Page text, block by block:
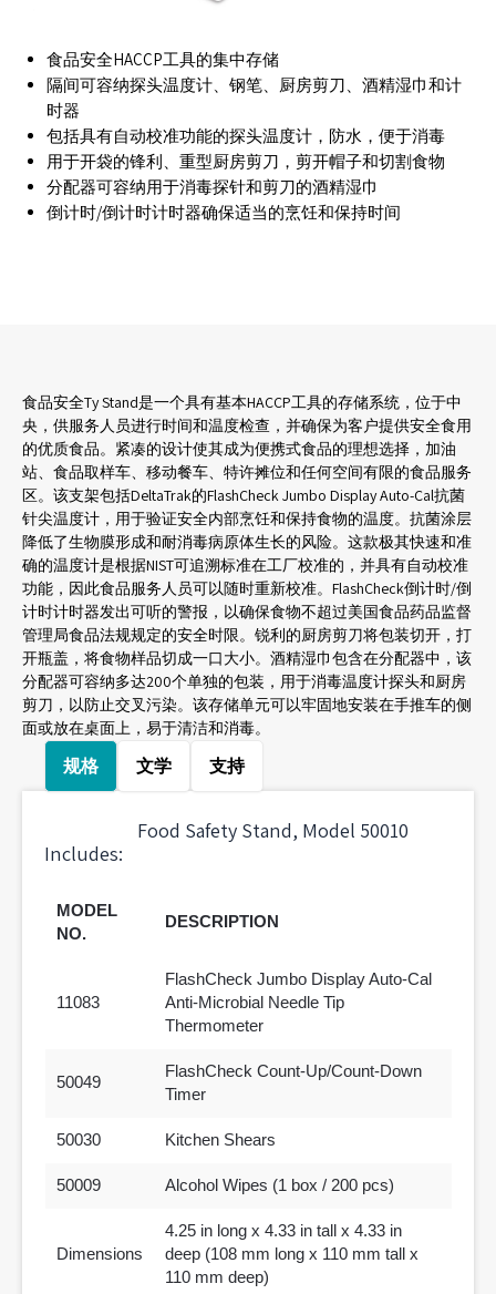
食品安全HACCP工具的集中存储
隔间可容纳探头温度计、钢笔、厨房剪刀、酒精湿巾和计
时器
包括具有自动校准功能的探头温度计，防水，便于消毒
用于开袋的锋利、重型厨房剪刀，剪开帽子和切割食物
分配器可容纳用于消毒探针和剪刀的酒精湿巾
倒计时/倒计时计时器确保适当的烹饪和保持时间
食品安全Ty Stand是一个具有基本HACCP工具的存储系统，位于中
央，供服务人员进行时间和温度检查，并确保为客户提供安全食用
的优质食品。紧凑的设计使其成为便携式食品的理想选择，加油
站、食品取样车、移动餐车、特许摊位和任何空间有限的食品服务
区。该支架包括DeltaTrak的FlashCheck Jumbo Display Auto-Cal抗菌
针尖温度计，用于验证安全内部烹饪和保持食物的温度。抗菌涂层
降低了生物膜形成和耐消毒病原体生长的风险。这款极其快速和准
确的温度计是根据NIST可追溯标准在工厂校准的，并具有自动校准
功能，因此食品服务人员可以随时重新校准。FlashCheck倒计时/倒
计时计时器发出可听的警报，以确保食物不超过美国食品药品监督
管理局食品法规规定的安全时限。锐利的厨房剪刀将包装切开，打
开瓶盖，将食物样品切成一口大小。酒精湿巾包含在分配器中，该
分配器可容纳多达200个单独的包装，用于消毒温度计探头和厨房
剪刀，以防止交叉污染。该存储单元可以牢固地安装在手推车的侧
面或放在桌面上，易于清洁和消毒。
规格 文学 支持
Food Safety Stand, Model 50010
Includes:
MODEL
NO.
DESCRIPTION
11083
FlashCheck Jumbo Display Auto-Cal
Anti-Microbial Needle Tip
Thermometer
50049
FlashCheck Count-Up/Count-Down
Timer
50030 Kitchen Shears
50009 Alcohol Wipes (1 box / 200 pcs)
Dimensions
4.25 in long x 4.33 in tall x 4.33 in
deep (108 mm long x 110 mm tall x
110 mm deep)